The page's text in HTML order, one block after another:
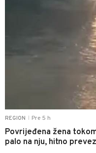
REGION Pre 5 h
Povrijeđena žena
palo na nju, hitno